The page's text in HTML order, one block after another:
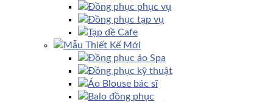
Đồng phục phục vụ
Đồng phục tạp vụ
Tạp dề Cafe
Mẫu Thiết Kế Mới
Đồng phục áo Spa
Đồng phục kỹ thuật
Áo Blouse bác sĩ
Balo đồng phục